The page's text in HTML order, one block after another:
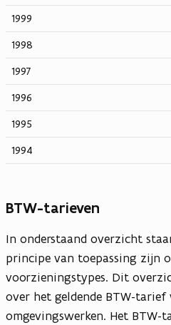
1999
1998
1997
1996
1995
1994
BTW-tarieven
In onderstaand overzicht
principe van toepassing zijn
voorzieningstypes. Dit
over het geldende BTW-tarief
omgevingswerken. Het